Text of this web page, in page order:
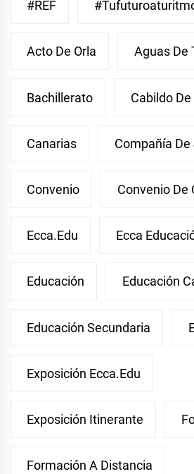
#REF
Acto De Orla Aguas De
Bachillerato Cabildo
Canarias Compañía
Convenio Convenio De
Ecca.edu Ecca
Educación Educación
Educación Secundaria
Exposición Ecca.edu
Exposición Itinerante
Formación A Distancia